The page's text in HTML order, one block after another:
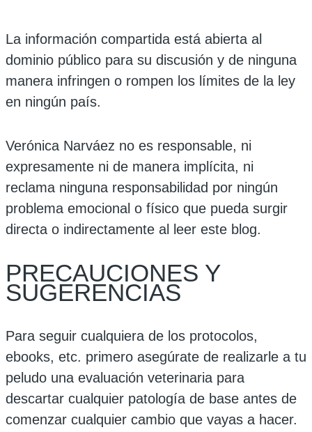
La información compartida está abierta al
dominio público para su discusión y de ninguna
manera infringen o rompen los límites de la ley
en ningún país.
Verónica Narváez no es responsable, ni
expresamente ni de manera implícita, ni
reclama ninguna responsabilidad por ningún
problema emocional o físico que pueda surgir
directa o indirectamente al leer este blog.
PRECAUCIONES Y
SUGERENCIAS
Para seguir cualquiera de los protocolos,
ebooks, etc. primero asegúrate de realizarle a tu
peludo una evaluación veterinaria para
descartar cualquier patología de base antes de
comenzar cualquier cambio que vayas a hacer.